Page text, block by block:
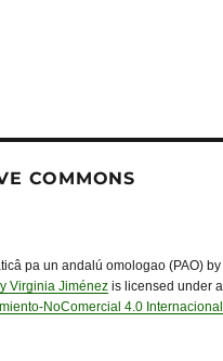
COMMONS
pa un andalú omologao (PAO) by
Virginia Jiménez is licensed under a
NoComercial 4.0 Internacional